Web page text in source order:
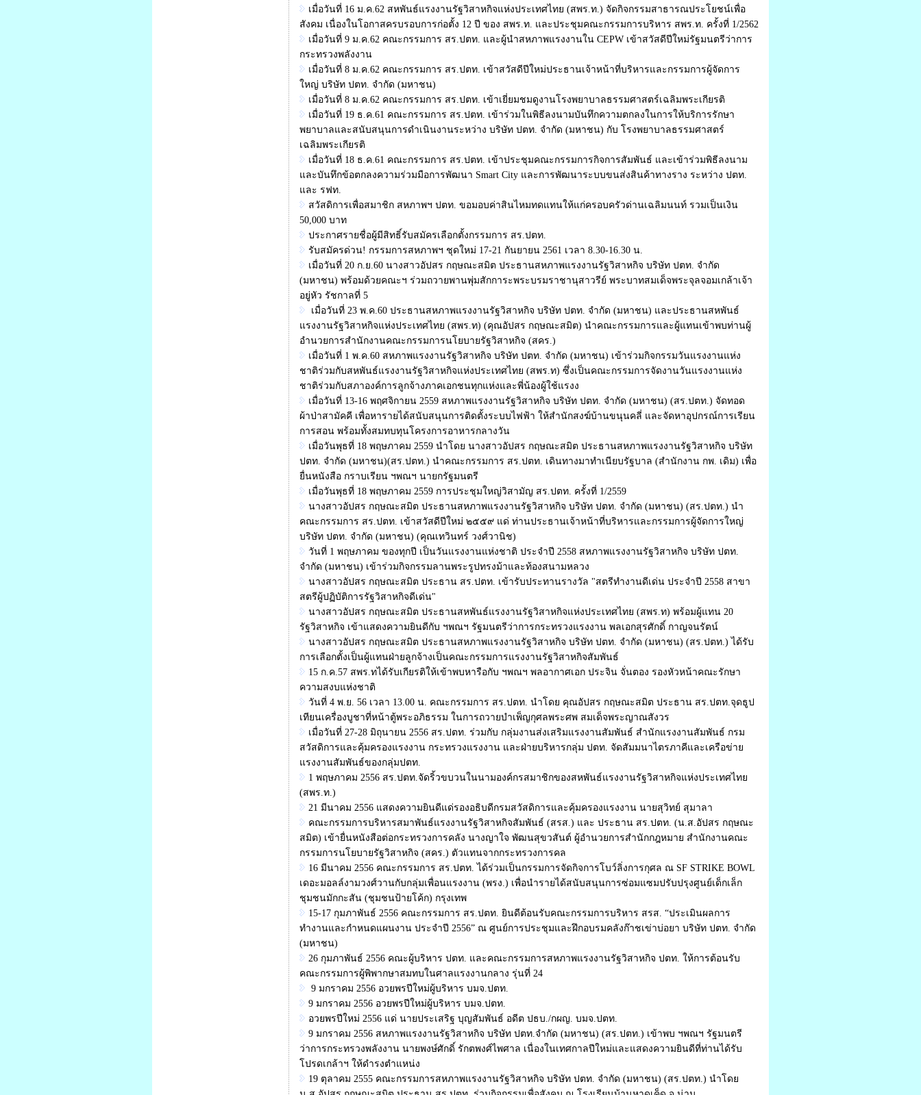
เมื่อวันที่ 16 ม.ค.62 สหพันธ์แรงงานรัฐวิสาหกิจแห่งประเทศไทย (สพร.ท.) จัดกิจกรรมสาธารณประโยชน์เพื่อ
สังคม เนื่องในโอกาสครบรอบการก่อตั้ง 12 ปี ของ สพร.ท. และประชุมคณะกรรมการบริหาร สพร.ท. ครั้งที่ 1/2562
เมื่อวันที่ 9 ม.ค.62 คณะกรรมการ สร.ปตท. และผู้นำสหภาพแรงงานใน CEPW เข้าสวัสดีปีใหม่รัฐมนตรีว่าการ
กระทรวงพลังงาน
เมื่อวันที่ 8 ม.ค.62 คณะกรรมการ สร.ปตท. เข้าสวัสดีปีใหม่ประธานเจ้าหน้าที่บริหารและกรรมการผู้จัดการ
ใหญ่ บริษัท ปตท. จำกัด (มหาชน)
เมื่อวันที่ 8 ม.ค.62 คณะกรรมการ สร.ปตท. เข้าเยี่ยมชมดูงานโรงพยาบาลธรรมศาสตร์เฉลิมพระเกียรติ
เมื่อวันที่ 19 ธ.ค.61 คณะกรรมการ สร.ปตท. เข้าร่วมในพิธีลงนามบันทึกความตกลงในการให้บริการรักษา
พยาบาลและสนับสนุนการดำเนินงานระหว่าง บริษัท ปตท. จำกัด (มหาชน) กับ โรงพยาบาลธรรมศาสตร์
เฉลิมพระเกียรติ
เมื่อวันที่ 18 ธ.ค.61 คณะกรรมการ สร.ปตท. เข้าประชุมคณะกรรมการกิจการสัมพันธ์ และเข้าร่วมพิธีลงนาม
และบันทึกข้อตกลงความร่วมมือการพัฒนา Smart City และการพัฒนาระบบขนส่งสินค้าทางราง ระหว่าง ปตท.
และ รฟท.
สวัสดิการเพื่อสมาชิก สหภาพฯ ปตท. ขอมอบค่าสินไหมทดแทนให้แก่ครอบครัวด่านเฉลิมนนท์ รวมเป็นเงิน
50,000 บาท
ประกาศรายชื่อผู้มีสิทธิ์รับสมัครเลือกตั้งกรรมการ สร.ปตท.
รับสมัครด่วน! กรรมการสหภาพฯ ชุดใหม่ 17-21 กันยายน 2561 เวลา 8.30-16.30 น.
เมื่อวันที่ 20 ก.ย.60 นางสาวอัปสร กฤษณะสมิต ประธานสหภาพแรงงานรัฐวิสาหกิจ บริษัท ปตท. จำกัด
(มหาชน) พร้อมด้วยคณะฯ ร่วมถวายพานพุ่มสักการะพระบรมราชานุสาวรีย์ พระบาทสมเด็จพระจุลจอมเกล้าเจ้า
อยู่หัว รัชกาลที่ 5
เมื่อวันที่ 23 พ.ค.60 ประธานสหภาพแรงงานรัฐวิสาหกิจ บริษัท ปตท. จำกัด (มหาชน) และประธานสหพันธ์
แรงงานรัฐวิสาหกิจแห่งประเทศไทย (สพร.ท) (คุณอัปสร กฤษณะสมิต) นำคณะกรรมการและผู้แทนเข้าพบท่านผู้
อำนวยการสำนักงานคณะกรรมการนโยบายรัฐวิสาหกิจ (สคร.)
เมื่อวันที่ 1 พ.ค.60 สหภาพแรงงานรัฐวิสาหกิจ บริษัท ปตท. จำกัด (มหาชน) เข้าร่วมกิจกรรมวันแรงงานแห่ง
ชาติร่วมกับสหพันธ์แรงงานรัฐวิสาหกิจแห่งประเทศไทย (สพร.ท) ซึ่งเป็นคณะกรรมการจัดงานวันแรงงานแห่ง
ชาติร่วมกับสภาองค์การลูกจ้างภาคเอกชนทุกแห่งและพี่น้องผู้ใช้แรงง
เมื่อวันที่ 13-16 พฤศจิกายน 2559 สหภาพแรงงานรัฐวิสาหกิจ บริษัท ปตท. จำกัด (มหาชน) (สร.ปตท.) จัดทอด
ผ้าป่าสามัคคี เพื่อหารายได้สนับสนุนการติดตั้งระบบไฟฟ้า ให้สำนักสงฆ์บ้านขนุนคลี่ และจัดหาอุปกรณ์การเรียน
การสอน พร้อมทั้งสมทบทุนโครงการอาหารกลางวัน
เมื่อวันพุธที่ 18 พฤษภาคม 2559 นำโดย นางสาวอัปสร กฤษณะสมิต ประธานสหภาพแรงงานรัฐวิสาหกิจ บริษัท
ปตท. จำกัด (มหาชน)(สร.ปตท.) นำคณะกรรมการ สร.ปตท. เดินทางมาทำเนียบรัฐบาล (สำนักงาน กพ. เดิม) เพื่อ
ยื่นหนังสือ กราบเรียน ฯพณฯ นายกรัฐมนตรี
เมื่อวันพุธที่ 18 พฤษภาคม 2559 การประชุมใหญ่วิสามัญ สร.ปตท. ครั้งที่ 1/2559
นางสาวอัปสร กฤษณะสมิต ประธานสหภาพแรงงานรัฐวิสาหกิจ บริษัท ปตท. จำกัด (มหาชน) (สร.ปตท.) นำ
คณะกรรมการ สร.ปตท. เข้าสวัสดีปีใหม่ ๒๕๕๙ แด่ ท่านประธานเจ้าหน้าที่บริหารและกรรมการผู้จัดการใหญ่
บริษัท ปตท. จำกัด (มหาชน) (คุณเทวินทร์ วงศ์วานิช)
วันที่ 1 พฤษภาคม ของทุกปี เป็นวันแรงงานแห่งชาติ ประจำปี 2558 สหภาพแรงงานรัฐวิสาหกิจ บริษัท ปตท.
จำกัด (มหาชน) เข้าร่วมกิจกรรมลานพระรูปทรงม้าและท้องสนามหลวง
นางสาวอัปสร กฤษณะสมิต ประธาน สร.ปตท. เข้ารับประทานรางวัล "สตรีทำงานดีเด่น ประจำปี 2558 สาขา
สตรีผู้ปฏิบัติการรัฐวิสาหกิจดีเด่น"
นางสาวอัปสร กฤษณะสมิต ประธานสหพันธ์แรงงานรัฐวิสาหกิจแห่งประเทศไทย (สพร.ท) พร้อมผู้แทน 20
รัฐวิสาหกิจ เข้าแสดงความยินดีกับ ฯพณฯ รัฐมนตรีว่าการกระทรวงแรงงาน พลเอกสุรศักดิ์ กาญจนรัตน์
นางสาวอัปสร กฤษณะสมิต ประธานสหภาพแรงงานรัฐวิสาหกิจ บริษัท ปตท. จำกัด (มหาชน) (สร.ปตท.) ได้รับ
การเลือกตั้งเป็นผู้แทนฝ่ายลูกจ้างเป็นคณะกรรมการแรงงานรัฐวิสาหกิจสัมพันธ์
15 ก.ค.57 สพร.ทได้รับเกียรติให้เข้าพบหารือกับ ฯพณฯ พลอากาศเอก ประจิน จั่นตอง รองหัวหน้าคณะรักษา
ความสงบแห่งชาติ
วันที่ 4 พ.ย. 56 เวลา 13.00 น. คณะกรรมการ สร.ปตท. นำโดย คุณอัปสร กฤษณะสมิต ประธาน สร.ปตท.จุดธูป
เทียนเครื่องบูชาที่หน้าตู้พระอภิธรรม ในการถวายบำเพ็ญกุศลพระศพ สมเด็จพระญาณสังวร
เมื่อวันที่ 27-28 มิถุนายน 2556 สร.ปตท. ร่วมกับ กลุ่มงานส่งเสริมแรงงานสัมพันธ์ สำนักแรงงานสัมพันธ์ กรม
สวัสดิการและคุ้มครองแรงงาน กระทรวงแรงงาน และฝ่ายบริหารกลุ่ม ปตท. จัดสัมมนาไตรภาคีและเครือข่าย
แรงงานสัมพันธ์ของกลุ่มปตท.
1 พฤษภาคม 2556 สร.ปตท.จัดริ้วขบวนในนามองค์กรสมาชิกของสหพันธ์แรงงานรัฐวิสาหกิจแห่งประเทศไทย
(สพร.ท.)
21 มีนาคม 2556 แสดงความยินดีแด่รองอธิบดีกรมสวัสดิการและคุ้มครองแรงงาน นายสุวิทย์ สุมาลา
คณะกรรมการบริหารสมาพันธ์แรงงานรัฐวิสาหกิจสัมพันธ์ (สรส.) และ ประธาน สร.ปตท. (น.ส.อัปสร กฤษณะ
สมิต) เข้ายื่นหนังสือต่อกระทรวงการคลัง นางญาใจ พัฒนสุขวสันต์ ผู้อำนวยการสำนักกฎหมาย สำนักงานคณะ
กรรมการนโยบายรัฐวิสาหกิจ (สคร.) ตัวแทนจากกระทรวงการคล
16 มีนาคม 2556 คณะกรรมการ สร.ปตท. ได้ร่วมเป็นกรรมการจัดกิจการโบว์ลิ่งการกุศล ณ SF STRIKE BOWL
เดอะมอลล์งามวงศ์วานกับกลุ่มเพื่อนแรงงาน (พรง.) เพื่อนำรายได้สนับสนุนการซ่อมแซมปรับปรุงศูนย์เด็กเล็ก
ชุมชนมักกะสัน (ชุมชนป้ายโค้ก) กรุงเทพ
15-17 กุมภาพันธ์ 2556 คณะกรรมการ สร.ปตท. ยินดีต้อนรับคณะกรรมการบริหาร สรส. “ประเมินผลการ
ทำงานและกำหนดแผนงาน ประจำปี 2556” ณ ศูนย์การประชุมและฝึกอบรมคลังก๊าชเข่าบ่อยา บริษัท ปตท. จำกัด
(มหาชน)
26 กุมภาพันธ์ 2556 คณะผู้บริหาร ปตท. และคณะกรรมการสหภาพแรงงานรัฐวิสาหกิจ ปตท. ให้การต้อนรับ
คณะกรรมการผู้พิพากษาสมทบในศาลแรงงานกลาง รุ่นที่ 24
9 มกราคม 2556 อวยพรปีใหม่ผู้บริหาร บมจ.ปตท.
9 มกราคม 2556 อวยพรปีใหม่ผู้บริหาร บมจ.ปตท.
อวยพรปีใหม่ 2556 แด่ นายประเสริฐ บุญสัมพันธ์ อดีต ปธบ./กผญ. บมจ.ปตท.
9 มกราคม 2556 สหภาพแรงงานรัฐวิสาหกิจ บริษัท ปตท.จำกัด (มหาชน) (สร.ปตท.) เข้าพบ ฯพณฯ รัฐมนตรี
ว่าการกระทรวงพลังงาน นายพงษ์ศักดิ์ รักตพงศ์ไพศาล เนื่องในเทศกาลปีใหม่และแสดงความยินดีที่ท่านได้รับ
โปรดเกล้าฯ ให้ดำรงตำแหน่ง
19 ตุลาคม 2555 คณะกรรมการสหภาพแรงงานรัฐวิสาหกิจ บริษัท ปตท. จำกัด (มหาชน) (สร.ปตท.) นำโดย